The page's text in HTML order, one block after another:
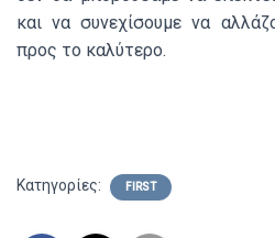
και να συνεχίσουμε να
προς το καλύτερο.
Κατηγορίες: FIRST